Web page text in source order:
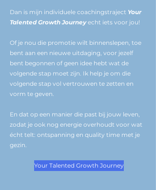
Dan is mijn individuele coachingstraject Your
Talented Growth Journey echt iets voor jou!
Of je nou die promotie wilt binnenslepen, toe
bent aan een nieuwe uitdaging, voor jezelf
bent begonnen of geen idee hebt wat de
volgende stap moet zijn. Ik help je om die
volgende stap vol vertrouwen te zetten en
vorm te geven.
En dat op een manier die past bij jouw leven,
zodat je ook nog energie overhoudt voor wat
écht telt: ontspanning en quality time met je
gezin.
Your Talented Growth Journey